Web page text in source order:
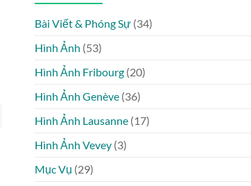
Bài Viết & Phóng Sự (34)
Hình Ảnh (53)
Hình Ảnh Fribourg (20)
Hình Ảnh Genève (36)
Hình Ảnh Lausanne (17)
Hình Ảnh Vevey (3)
Mục Vụ (29)